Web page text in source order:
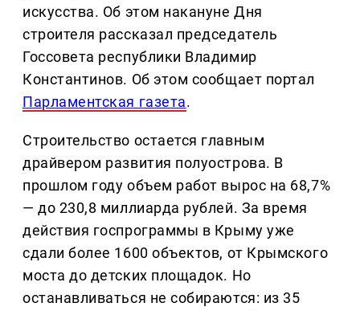
искусства. Об этом накануне Дня
строителя рассказал председатель
Госсовета республики Владимир
Константинов. Об этом сообщает портал
Парламентская газета.
Строительство остается главным
драйвером развития полуострова. В
прошлом году объем работ вырос на 68,7%
— до 230,8 миллиарда рублей. За время
действия госпрограммы в Крыму уже
сдали более 1600 объектов, от Крымского
моста до детских площадок. Но
останавливаться не собираются: из 35